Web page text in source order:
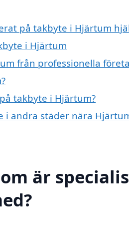
på takbyte i Hjärtum
i Hjärtum
från professionella
takbyte i Hjärtum?
i andra städer nära
är